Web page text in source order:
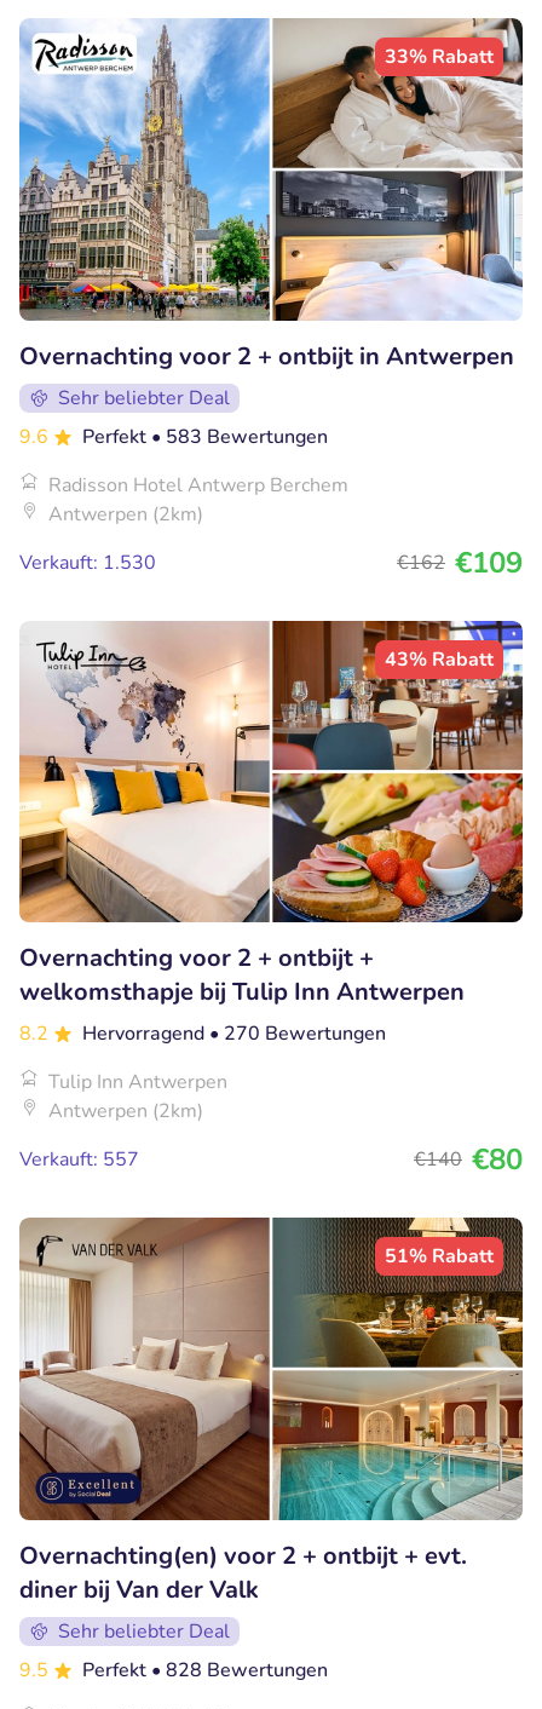
33% Rabatt
Overnachting voor 2 + ontbijt in Antwerpen
Sehr beliebter Deal
9.6
Perfekt • 583 Bewertungen
Radisson Hotel Antwerp Berchem
Antwerpen (2km)
Verkauft: 1.530
€162 €109
43% Rabatt
Overnachting voor 2 + ontbijt +
welkomsthapje bij Tulip Inn Antwerpen
8.2 Hervorragend • 270 Bewertungen
Tulip Inn Antwerpen
Antwerpen (2km)
Verkauft: 557
€140 €80
51% Rabatt
Overnachting(en) voor 2 + ontbijt + evt.
diner bij Van der Valk
Sehr beliebter Deal
9.5
Perfekt • 828 Bewertungen